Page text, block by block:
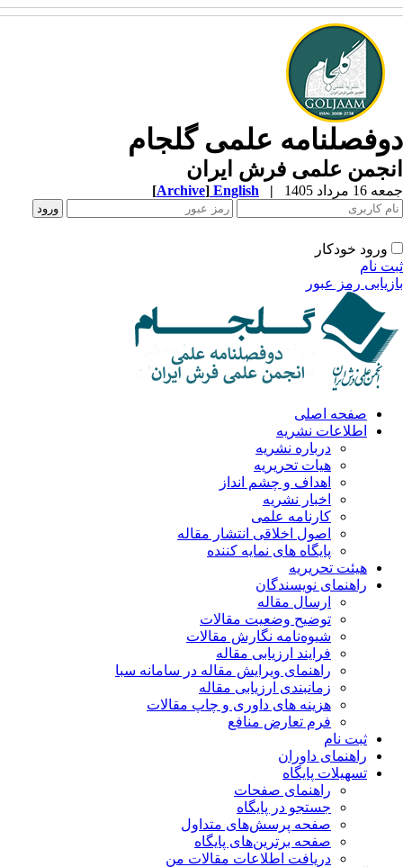
علمی گلجام
علمی فرش ایران
مرداد 1405 |
English
[Archive]
ورود خودکار
نام
رمز عبور
صفحه اصلی
اطلاعات نشریه
درباره نشریه
هیات تحریریه
اهداف و چشم انداز
اخبار نشریه
کارنامه علمی
اصول اخلاقی انتشار مقاله
پایگاه های نمایه کننده
هیئت تحریریه
راهنمای نویسندگان
ارسال مقاله
توضیح وضعیت مقالات
شیوه‌نامه نگارش مقالات
فرایند ارزیابی مقاله
راهنمای ویرایش مقاله در سامانه سبا
زمانبندی ارزیابی مقاله
هزینه های داوری و چاپ مقالات
فرم تعارض منافع
ثبت نام
راهنمای داوران
تسهیلات پایگاه
راهنمای صفحات
جستجو در پایگاه
صفحه پرسش‌های متداول
صفحه برترین‌های پایگاه
دریافت اطلاعات مقالات من